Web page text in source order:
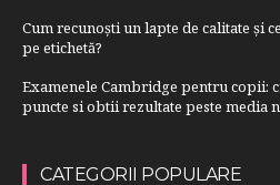
Cum recunoști un lapte de calitate și
pe etichetă?
Examenele Cambridge pentru copii:
puncte si obtii rezultate peste media
CATEGORII POPULARE